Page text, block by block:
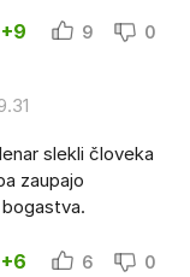
+9 9 0
slekli človeka
zaupajo
+6 6 0